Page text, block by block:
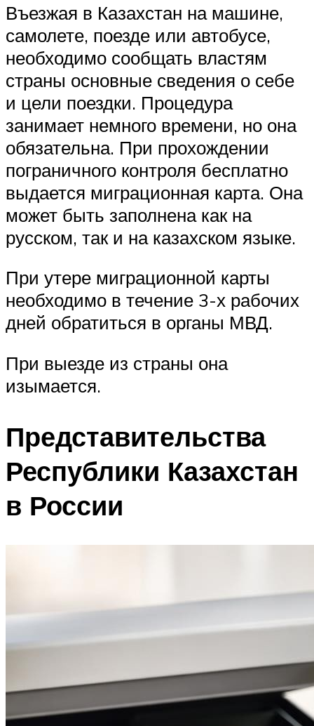
Въезжая в Казахстан на машине,
самолете, поезде или автобусе,
необходимо сообщать властям
страны основные сведения о себе
и цели поездки. Процедура
занимает немного времени, но она
обязательна. При прохождении
пограничного контроля бесплатно
выдается миграционная карта. Она
может быть заполнена как на
русском, так и на казахском языке.
При утере миграционной карты
необходимо в течение 3-х рабочих
дней обратиться в органы МВД.
При выезде из страны она
изымается.
Представительства
Республики Казахстан
в России